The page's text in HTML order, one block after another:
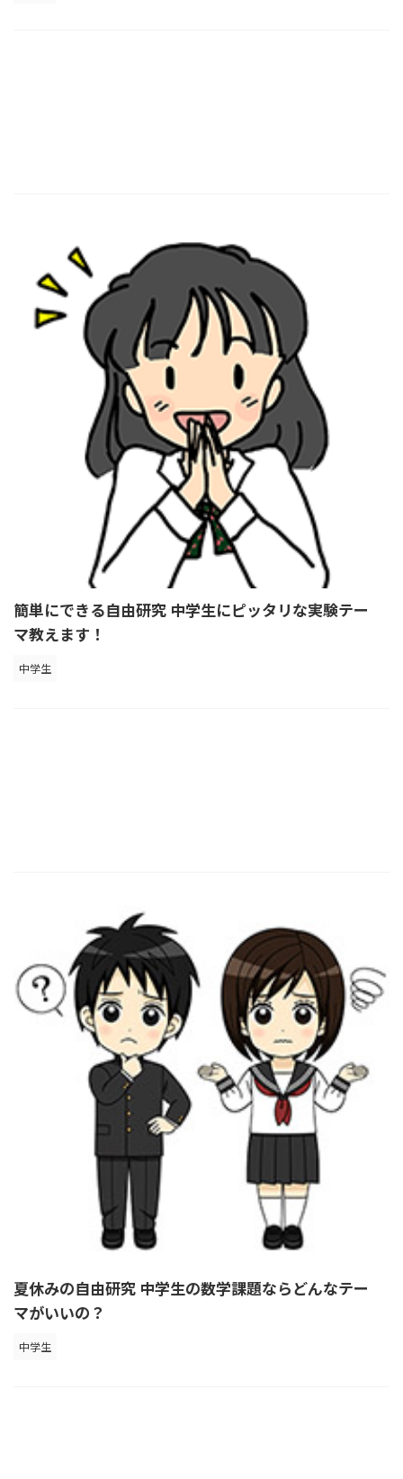
簡単にできる自由研究 中学生にピッタリな実験テー
マ教えます！
中学生
夏休みの自由研究 中学生の数学課題ならどんなテー
マがいいの？
中学生